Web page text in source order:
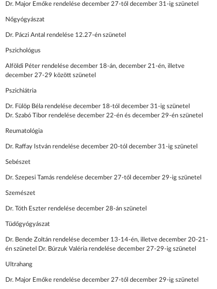
Dr. Major Emőke rendelése december 27-től december 31-ig szünetel
Nőgyógyászat
Dr. Páczi Antal rendelése 12.27-én szünetel
Pszichológus
Alföldi Péter rendelése december 18-án, december 21-én, illetve
december 27-29 között szünetel
Pszichiátria
Dr. Fülöp Béla rendelése december 18-tól december 31-ig szünetel
Dr. Szabó Tibor rendelése december 22-én és december 29-én szünetel
Reumatológia
Dr. Raffay István rendelése december 20-tól december 31-ig szünetel
Sebészet
Dr. Szepesi Tamás rendelése december 27-től december 29-ig szünetel
Szemészet
Dr. Tóth Eszter rendelése december 28-án szünetel
Tüdőgyógyászat
Dr. Bende Zoltán rendelése december 13-14-én, illetve december 20-21-
én szünetel Dr. Búrzuk Valéria rendelése december 27-29-ig szünetel
Ultrahang
Dr. Major Emőke rendelése december 27-től december 29-ig szünetel